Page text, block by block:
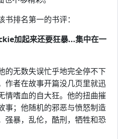
排名第一的书评：
加起来还要狂暴...集中在一
的无数失误忙乎地完全停不下
作者在故事开篇没几页里就迅
情嗜血的自大狂。他的扭曲摧
事；他随机的邪恶与愤怒制造
强暴，乱伦，酷刑，牺牲和恐